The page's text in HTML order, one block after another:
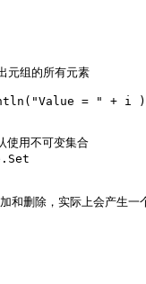
组的所有元素
= " + i
用不可变集合
删除，实际上会产生